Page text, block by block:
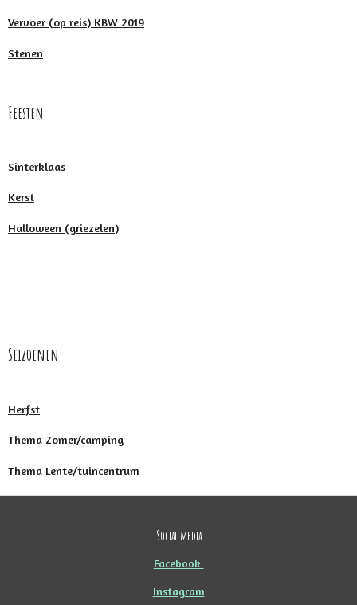
Vervoer (op reis) KBW 2019
Stenen
Feesten
Sinterklaas
Kerst
Halloween (griezelen)
Seizoenen
Herfst
Thema Zomer/camping
Thema Lente/tuincentrum
Social media
Facebook
Instagram